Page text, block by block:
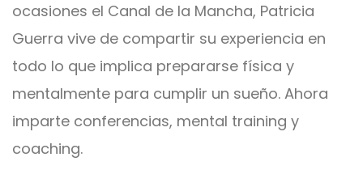
ocasiones el Canal de la Mancha, Patricia
Guerra vive de compartir su experiencia en
todo lo que implica prepararse física y
mentalmente para cumplir un sueño. Ahora
imparte conferencias, mental training y
coaching.